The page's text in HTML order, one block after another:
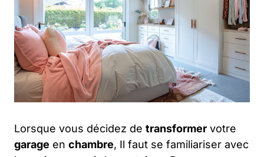
Lorsque vous décidez de transformer votre
garage en chambre, Il faut se familiariser avec